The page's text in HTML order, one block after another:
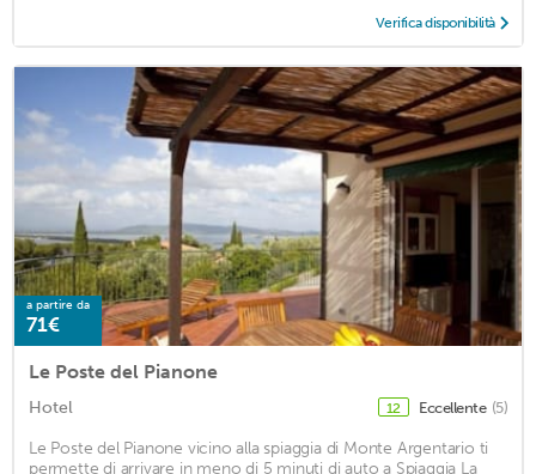
Verifica disponibilità
a partire da
71€
Le Poste del Pianone
Hotel 12 Eccellente (5)
Le Poste del Pianone vicino alla spiaggia di Monte Argentario ti
permette di arrivare in meno di 5 minuti di auto a Spiaggia La